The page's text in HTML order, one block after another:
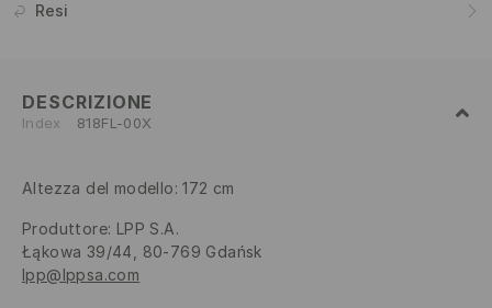
Resi
DESCRIZIONE
Index 818FL-00X
Altezza del modello: 172 cm
Produttore: LPP S.A.
Łąkowa 39/44, 80-769 Gdańsk
lpp@lppsa.com